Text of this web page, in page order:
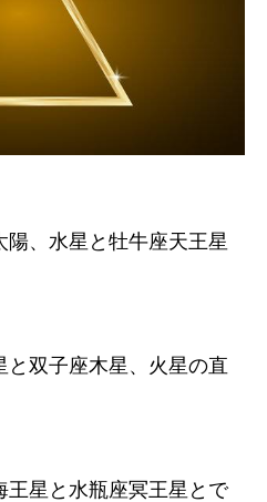
、水星と牡牛座天王星
と双子座木星、火星の直
王星と水瓶座冥王星とで